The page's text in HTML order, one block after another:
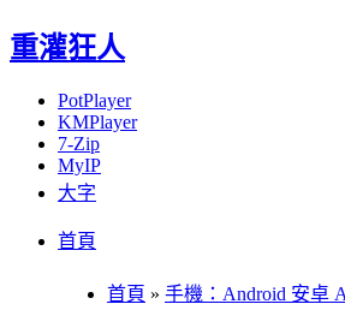
重灌狂人
PotPlayer
KMPlayer
7-Zip
MyIP
大字
首頁
首頁 » 手機：Android 安卓